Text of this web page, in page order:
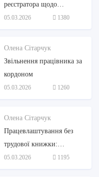
реєстратора щодо
структури власності: як
діяти бізнесу
05.03.2026 1380
Олена Сітарчук
Звільнення працівника за
кордоном
05.03.2026 1260
Олена Сітарчук
Працевлаштування без
трудової книжки:
алгоритм дій для
роботодавця
05.03.2026 1195